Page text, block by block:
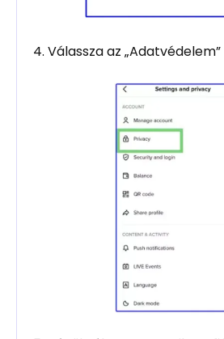
4. Válassza az